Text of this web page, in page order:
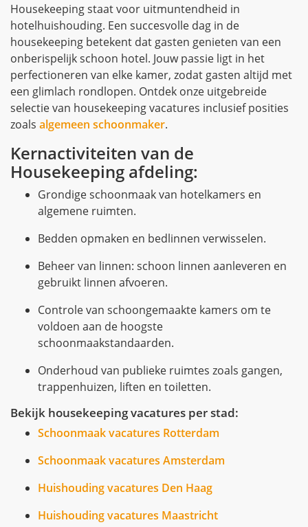
Housekeeping staat voor uitmuntendheid in
hotelhuishouding. Een succesvolle dag in de
housekeeping betekent dat gasten genieten van een
onberispelijk schoon hotel. Jouw passie ligt in het
perfectioneren van elke kamer, zodat gasten altijd met
een glimlach rondlopen. Ontdek onze uitgebreide
selectie van housekeeping vacatures inclusief posities
zoals algemeen schoonmaker.
Kernactiviteiten van de
Housekeeping afdeling:
Grondige schoonmaak van hotelkamers en
algemene ruimten.
Bedden opmaken en bedlinnen verwisselen.
Beheer van linnen: schoon linnen aanleveren en
gebruikt linnen afvoeren.
Controle van schoongemaakte kamers om te
voldoen aan de hoogste
schoonmaakstandaarden.
Onderhoud van publieke ruimtes zoals gangen,
trappenhuizen, liften en toiletten.
Bekijk housekeeping vacatures per stad:
Schoonmaak vacatures Rotterdam
Schoonmaak vacatures Amsterdam
Huishouding vacatures Den Haag
Huishouding vacatures Maastricht